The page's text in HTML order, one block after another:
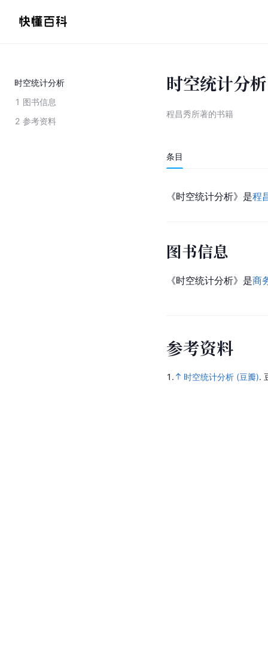
时空统计分析
1 图书信息
2 参考资料
时空统计分析
程昌秀所著的书籍
条目
《时空统计分析》是程
图书信息
《时空统计分析》是商
参考资料
1. 时空统计分析 (豆瓣).